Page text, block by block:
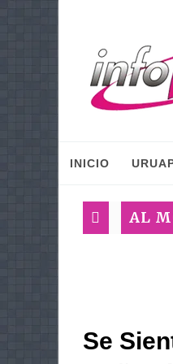
INICIO
AL
Se